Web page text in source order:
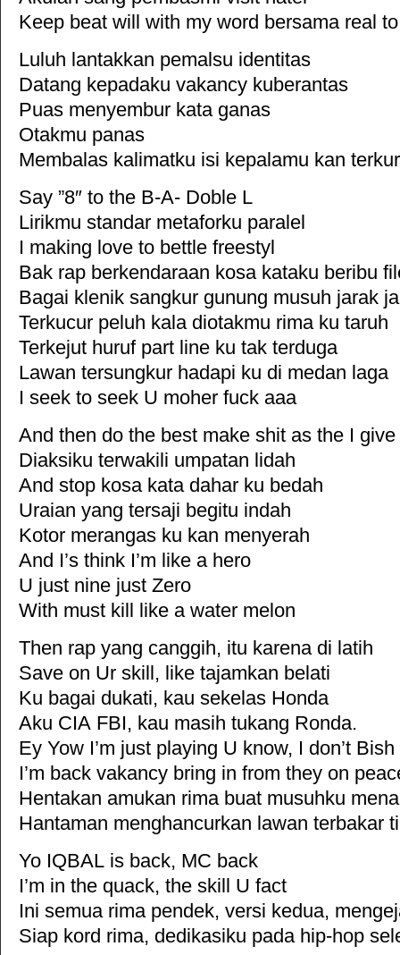
Keep beat will with my word bersama real
Luluh lantakkan pemalsu identitas
Datang kepadaku vakancy kuberantas
Puas menyembur kata ganas
Otakmu panas
Membalas kalimatku isi kepalamu kan
Say ”8″ to the B-A- Doble L
Lirikmu standar metaforku paralel
I making love to bettle freestyl
Bak rap berkendaraan kosa kataku beribu
Bagai klenik sangkur gunung musuh jarak
Terkucur peluh kala diotakmu rima ku taruh
Terkejut huruf part line ku tak terduga
Lawan tersungkur hadapi ku di medan laga
I seek to seek U moher fuck aaa
And then do the best make shit as the I
Diaksiku terwakili umpatan lidah
And stop kosa kata dahar ku bedah
Uraian yang tersaji begitu indah
Kotor merangas ku kan menyerah
And I’s think I’m like a hero
U just nine just Zero
With must kill like a water melon
Then rap yang canggih, itu karena di latih
Save on Ur skill, like tajamkan belati
Ku bagai dukati, kau sekelas Honda
Aku CIA FBI, kau masih tukang Ronda.
Ey Yow I’m just playing U know, I don’t Bish
I’m back vakancy bring in from they on
Hentakan amukan rima buat musuhku
Hantaman menghancurkan lawan terbakar
Yo IQBAL is back, MC back
I’m in the quack, the skill U fact
Ini semua rima pendek, versi kedua,
Siap kord rima, dedikasiku pada hip-hop